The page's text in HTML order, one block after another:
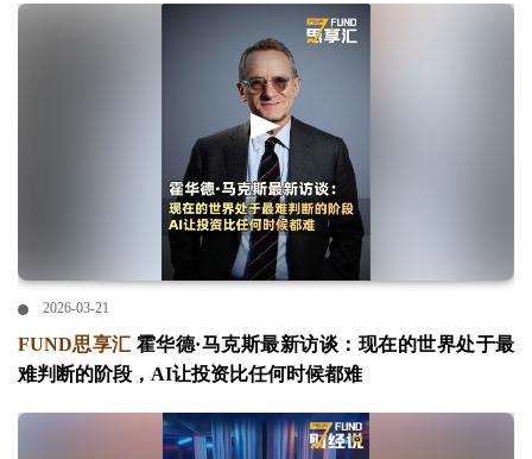
2026-03-21
FUND思享汇 霍华德·马克斯最新访谈：现在的世界处于最
难判断的阶段，AI让投资比任何时候都难